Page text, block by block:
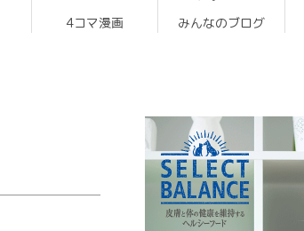
4コマ漫画 みんなのブログ